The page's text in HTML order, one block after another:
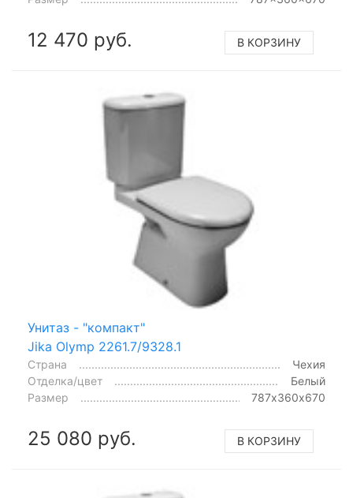
12 470 руб. В КОРЗИНУ
Унитаз - "компакт"
Jika Olymp 2261.7/9328.1
Страна
Чехия
Отделка/цвет
Белый
Размер
787х360х670
25 080 руб. В КОРЗИНУ